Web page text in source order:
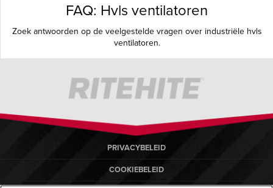
FAQ: Hvls ventilatoren
Zoek antwoorden op de veelgestelde vragen over industriële hvls
ventilatoren.
PRIVACYBELEID
COOKIEBELEID